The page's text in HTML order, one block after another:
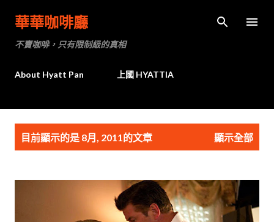
華華咖啡廳
不賣咖啡，只有限制級的真相
About Hyatt Pan 上國 HYATTIA
目前顯示的是 8月, 2011的文章 顯示全部